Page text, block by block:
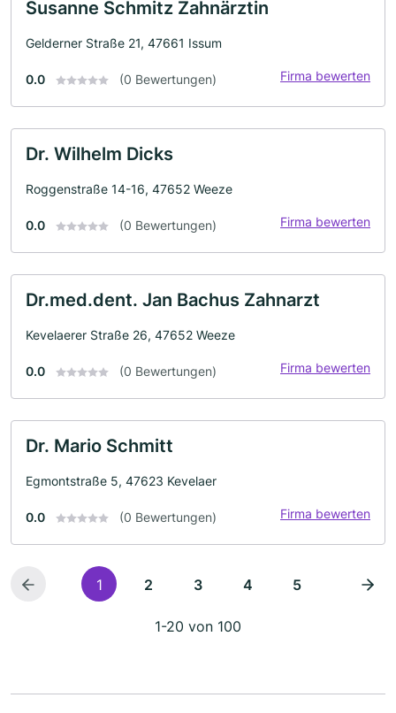
Susanne Schmitz Zahnärztin
Gelderner Straße 21, 47661 Issum
0.0 (0 Bewertungen) Firma bewerten
Dr. Wilhelm Dicks
Roggenstraße 14-16, 47652 Weeze
0.0 (0 Bewertungen) Firma bewerten
Dr.med.dent. Jan Bachus Zahnarzt
Kevelaerer Straße 26, 47652 Weeze
0.0 (0 Bewertungen) Firma bewerten
Dr. Mario Schmitt
Egmontstraße 5, 47623 Kevelaer
0.0 (0 Bewertungen) Firma bewerten
1 2 3 4 5
1-20 von 100